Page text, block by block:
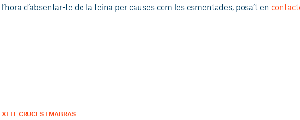
d’absentar-te de la feina per causes com les esmentades, posa’t en
CRUCES I MABRAS